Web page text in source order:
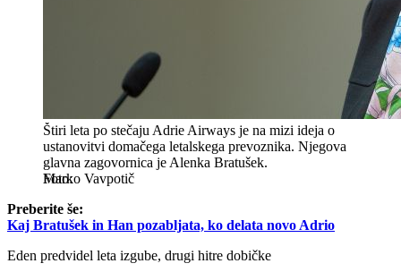
Štiri leta po stečaju Adrie Airways je na mizi ideja o
ustanovitvi domačega letalskega prevoznika. Njegova
glavna zagovornica je Alenka Bratušek.
Marko Vavpotič
Preberite še:
Kaj Bratušek in Han pozabljata, ko delata novo Adrio
Eden predvidel leta izgube, drugi hitre dobičke